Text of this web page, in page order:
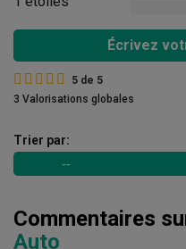
Écrivez
5 de 5
3 Valorisations globales
Trier par:
Commentaires
Auto